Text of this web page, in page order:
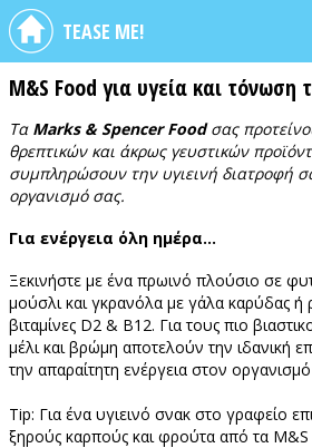
TEASE ME!
Μ&S Food για υγεία και τόνωση
Τα Marks & Spencer Foodσας
θρεπτικών και άκρως γευστικών
συμπληρώσουν την υγιεινή διατροφή
οργανισμό σας.
Για ενέργεια όλη ημέρα…
Ξεκινήστε με ένα πρωινό πλούσιο σε
μούσλι και γκρανόλα με γάλα καρύδας ή
βιταμίνες D2 & B12. Για τους πιο
μέλι και βρώμη αποτελούν την ιδανική
την απαραίτητη ενέργεια στον
Tip: Για ένα υγιεινό σνακ στο γραφείο
ξηρούς καρπούς και φρούτα από τα